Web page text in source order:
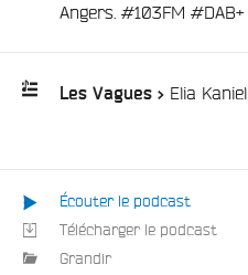
Angers. #103FM #DAB+
:
Les Vagues > Elia Kaniel/
Écouter le podcast
Télécharger le podcast
Grandir